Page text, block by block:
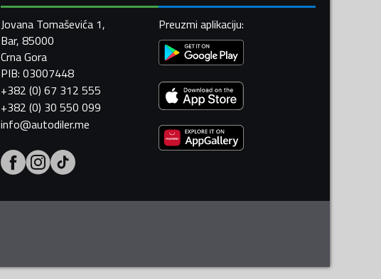
Jovana Tomaševića 1,
Bar, 85000
Crna Gora
PIB: 03007448
+382 (0) 67 312 555
+382 (0) 30 550 099
info@autodiler.me
Preuzmi aplikaciju: